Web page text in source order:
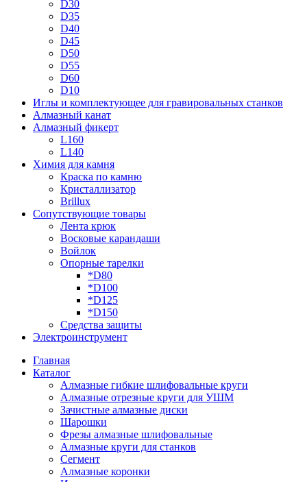
D30
D35
D40
D45
D50
D55
D60
D10
Иглы и комплектующее для гравировальных станков
Алмазный канат
Алмазный фикерт
L160
L140
Химия для камня
Краска по камню
Кристаллизатор
Brillux
Сопутствующие товары
Лента крюк
Восковые карандаши
Войлок
Опорные тарелки
*D80
*D100
*D125
*D150
Средства защиты
Электроинструмент
Главная
Каталог
Алмазные гибкие шлифовальные круги
Алмазные отрезные круги для УШМ
Зачистные алмазные диски
Шарошки
Фрезы алмазные шлифовальные
Алмазные круги для станков
Сегмент
Алмазные коронки